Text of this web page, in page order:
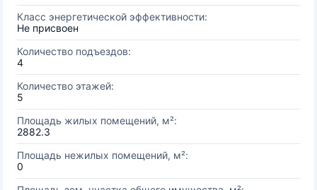
Класс энергетической эффективности:
Не присвоен
Количество подъездов:
4
Количество этажей:
5
Площадь жилых помещений, м²:
2882.3
Площадь нежилых помещений, м²:
0